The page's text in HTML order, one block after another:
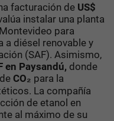
facturación de US$
instalar una planta
para
a diésel renovable y
(SAF). Asimismo,
en Paysandú, donde
CO₂ para la
La compañía
de etanol en
al máximo de su